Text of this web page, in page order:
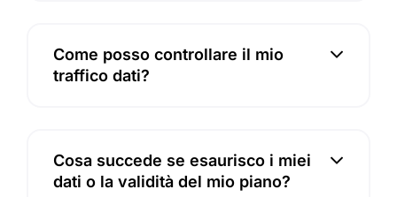
Come posso controllare il mio
traffico dati?
Cosa succede se esaurisco i miei
dati o la validità del mio piano?